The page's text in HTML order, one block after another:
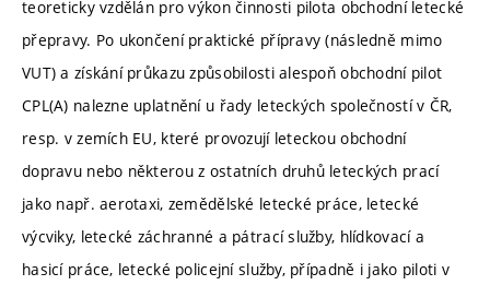
teoreticky vzdělán pro výkon činnosti pilota obchodní letecké
přepravy. Po ukončení praktické přípravy (následně mimo
VUT) a získání průkazu způsobilosti alespoň obchodní pilot
CPL(A) nalezne uplatnění u řady leteckých společností v ČR,
resp. v zemích EU, které provozují leteckou obchodní
dopravu nebo některou z ostatních druhů leteckých prací
jako např. aerotaxi, zemědělské letecké práce, letecké
výcviky, letecké záchranné a pátrací služby, hlídkovací a
hasicí práce, letecké policejní služby, případně i jako piloti v